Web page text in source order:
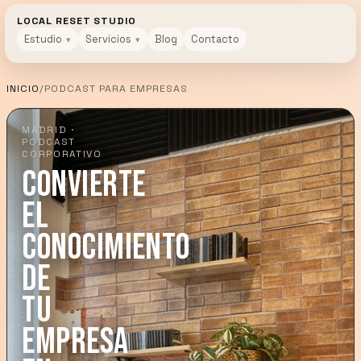
LOCAL RESET STUDIO
Estudio Servicios Blog Contacto
INICIO/PODCAST PARA EMPRESAS
MADRID ·
PODCAST
CORPORATIVO
Convierte
el
conocimiento
de
tu
empresa